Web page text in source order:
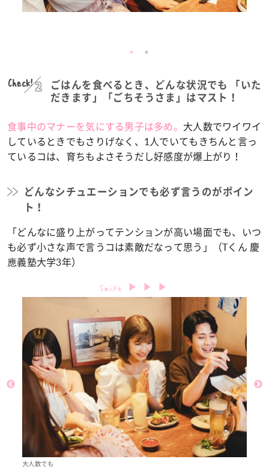
Check!
ごはんを食べるとき、どんな状況でも 「いた
だきます」「ごちそうさま」はマスト！
食事中のマナーを気にする男子は多め。 大人数でワイワイ
しているときでもさりげなく、1人でいてもきちんと言っ
ているコは、育ちもよさそうだし好感度が爆上がり！
どんなシチュエーションでも必ず言うのがポイン
ト！
「どんなに盛り上がってテンションが高い場面でも、いつ
も必ず小さな声で言うコは素敵だなって思う」（Tくん 慶
應義塾大学3年）
大人数でも